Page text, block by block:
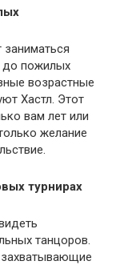
до пожилых
возрастные
Хастл. Этот
вам лет или
желание
турнирах
танцоров.